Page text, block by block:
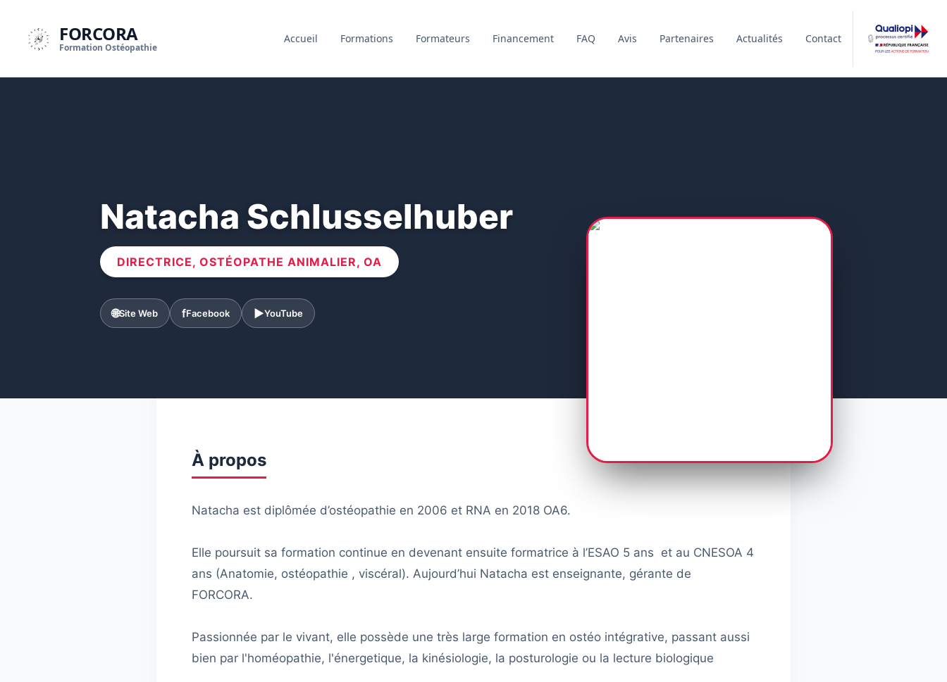
FORCORA
Formation Ostéopathie
Accueil Formations Formateurs Financement FAQ Avis Partenaires Actualités Contact 🔒
Natacha Schlusselhuber
DIRECTRICE, OSTÉOPATHE ANIMALIER, OA
🌐Site Web fFacebook ▶️YouTube
À propos
Natacha est diplômée d’ostéopathie en 2006 et RNA en 2018 OA6.
Elle poursuit sa formation continue en devenant ensuite formatrice à l’ESAO 5 ans et au CNESOA 4
ans (Anatomie, ostéopathie , viscéral). Aujourd’hui Natacha est enseignante, gérante de
FORCORA.
Passionnée par le vivant, elle possède une très large formation en ostéo intégrative, passant aussi
bien par l'homéopathie, l'énergetique, la kinésiologie, la posturologie ou la lecture biologique